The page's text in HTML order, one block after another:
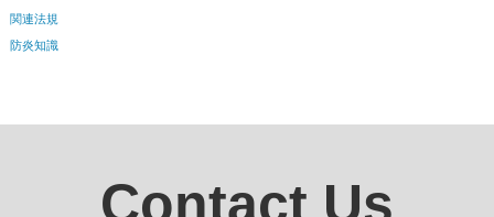
関連法規
防炎知識
Contact Us